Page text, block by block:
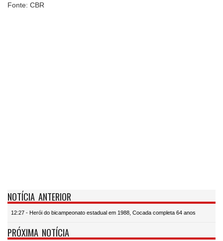
Fonte: CBR
NOTÍCIA ANTERIOR
12:27 - Herói do bicampeonato estadual em 1988, Cocada completa 64 anos
PRÓXIMA NOTÍCIA